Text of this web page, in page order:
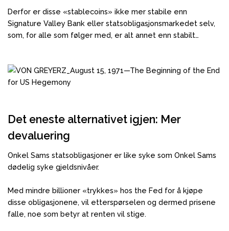
Derfor er disse «stablecoins» ikke mer stabile enn
Signature Valley Bank eller statsobligasjonsmarkedet selv,
som, for alle som følger med, er alt annet enn stabilt…
Det eneste alternativet igjen: Mer
devaluering
Onkel Sams statsobligasjoner er like syke som Onkel Sams
dødelig syke gjeldsnivåer.
Med mindre billioner «trykkes» hos the Fed for å kjøpe
disse obligasjonene, vil etterspørselen og dermed prisene
falle, noe som betyr at renten vil stige.